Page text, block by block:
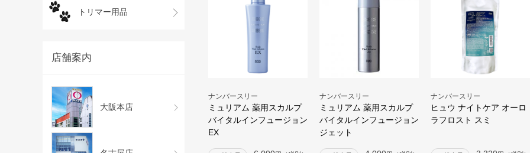
トリマー用品
店舗案内
大阪本店
ナンバースリー
ミュリアム 薬用スカルプ
バイタルインフュージョン
EX
ナンバースリー
ミュリアム 薬用スカルプ
バイタルインフュージョン
ジェット
ナンバースリー
ヒュウ ナイトケア オーロ
ラフロスト スミ